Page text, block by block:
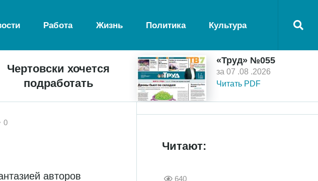
Работа Жизнь Политика Культура
Чертовски хочется
подработать
«Труд» №055
за 07 .08 .2026
Читать PDF
0
авторов
Читают:
640